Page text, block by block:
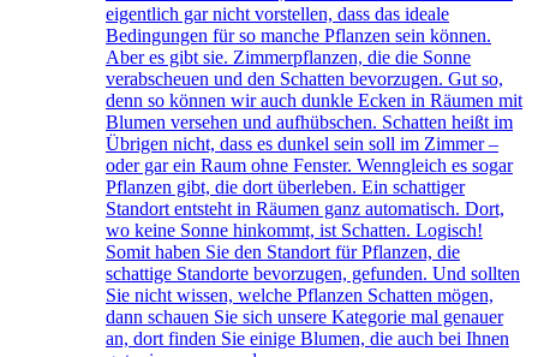
eigentlich gar nicht vorstellen, dass das ideale
Bedingungen für so manche Pflanzen sein können.
Aber es gibt sie. Zimmerpflanzen, die die Sonne
verabscheuen und den Schatten bevorzugen. Gut so,
denn so können wir auch dunkle Ecken in Räumen mit
Blumen versehen und aufhübschen. Schatten heißt im
Übrigen nicht, dass es dunkel sein soll im Zimmer –
oder gar ein Raum ohne Fenster. Wenngleich es sogar
Pflanzen gibt, die dort überleben. Ein schattiger
Standort entsteht in Räumen ganz automatisch. Dort,
wo keine Sonne hinkommt, ist Schatten. Logisch!
Somit haben Sie den Standort für Pflanzen, die
schattige Standorte bevorzugen, gefunden. Und sollten
Sie nicht wissen, welche Pflanzen Schatten mögen,
dann schauen Sie sich unsere Kategorie mal genauer
an, dort finden Sie einige Blumen, die auch bei Ihnen